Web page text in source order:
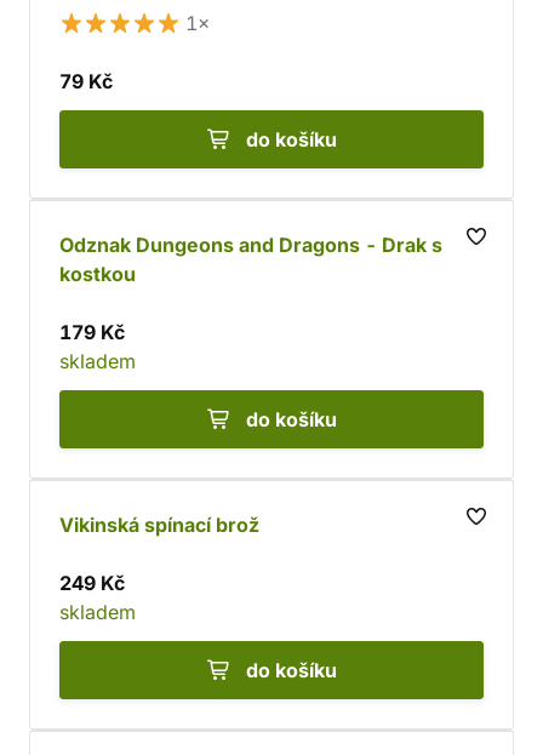
1×
79 Kč
do košíku
Odznak Dungeons and Dragons - Drak s
kostkou
179 Kč
skladem
do košíku
Vikinská spínací brož
249 Kč
skladem
do košíku